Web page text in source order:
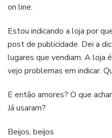
on line:
Estou indicando a loja por
post de publicidade. Dei a
lugares que vendiam. A loja
vejo problemas em indicar.
E então amores? O que
Já usaram?
Beijos, beijos